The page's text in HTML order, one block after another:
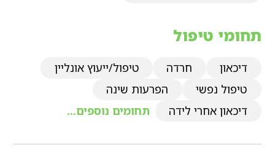
תחומי טיפול
דיכאון חרדה
טיפול/ייעוץ אונליין
טיפול נפשי
הפרעות שינה
דיכאון אחרי לידה
תחומים נוספים...